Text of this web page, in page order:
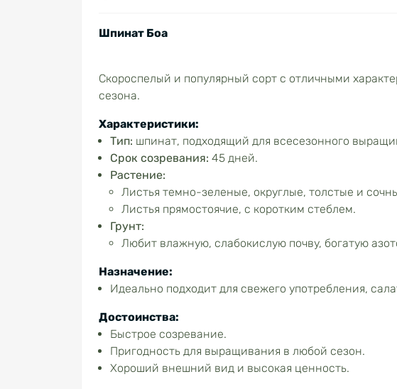
Шпинат Боа
Скороспелый и популярный сорт с отличными
сезона.
Характеристики:
Тип: шпинат, подходящий для всесезонного
Срок созревания: 45 дней.
Растение:
Листья темно-зеленые, округлые, толстые и
Листья прямостоячие, с коротким стеблем.
Грунт:
Любит влажную, слабокислую почву, богатую
Назначение:
Идеально подходит для свежего употребления,
Достоинства:
Быстрое созревание.
Пригодность для выращивания в любой сезон.
Хороший внешний вид и высокая ценность.